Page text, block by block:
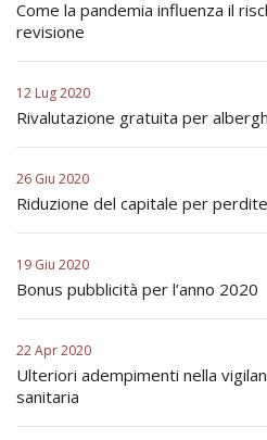
Come la pandemia influenza il
revisione
12 Lug 2020
Rivalutazione gratuita per
26 Giu 2020
Riduzione del capitale per
19 Giu 2020
Bonus pubblicità per l’anno 2020
22 Apr 2020
Ulteriori adempimenti nella
sanitaria